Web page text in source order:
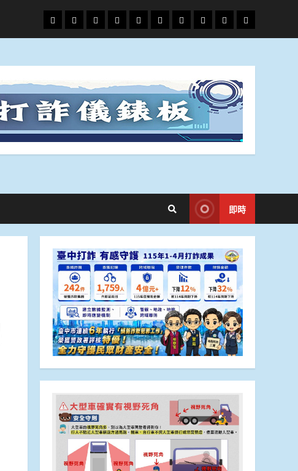
頭
條
財
經
地
方.
文
教.
專
題
娛
樂
政
治
國
際
運
動
生
活
即時